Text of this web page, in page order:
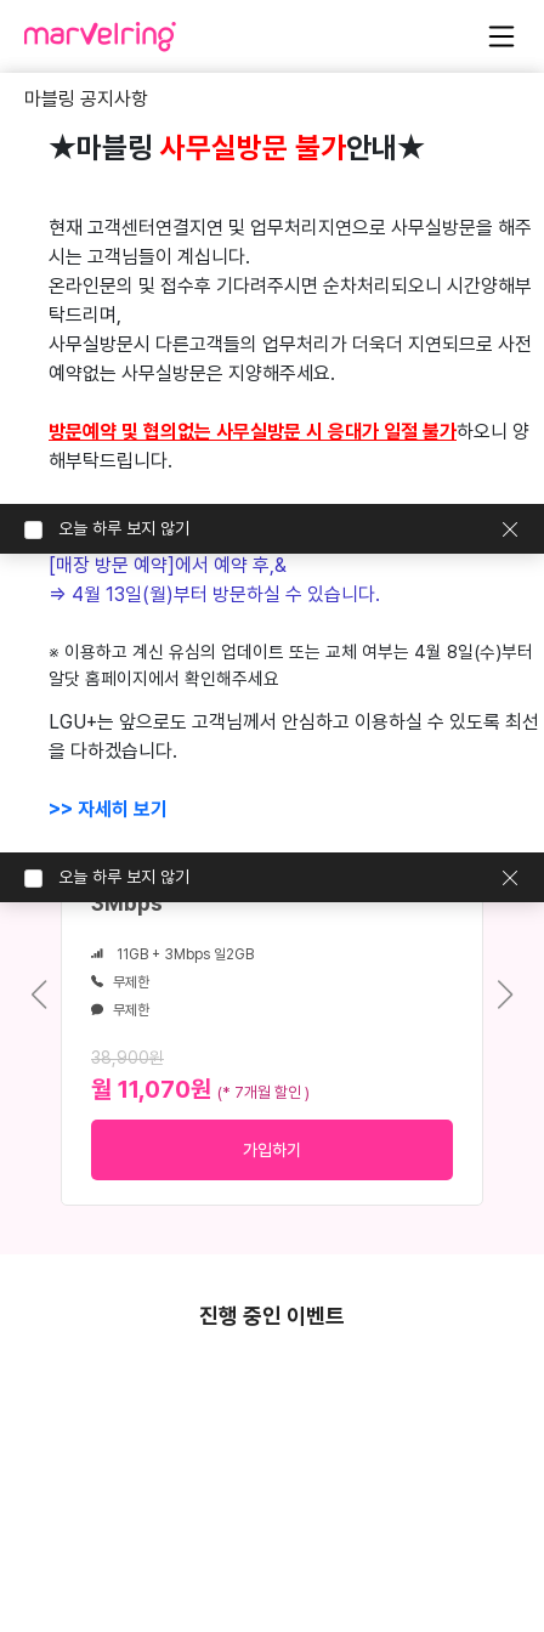
Previous Next
신청내역조회
가입신청내역조회
온라인 고객상담 자주 묻는 질문
모두가 만족하며 사용하는
마블링알뜰폰의
마블링 프라임 11GB + 매일 2GB +
3Mbps
11GB + 3Mbps 일2GB
무제한
무제한
38,900원
월 11,070원 (* 7개월 할인 )
가입하기
진행 중인 이벤트
<유심(USIM)업데이트 및 교체 안내>
고객님, 항상 LG U+를 이용해 주셔서 감사합니다.
보다 안전한 통신서비스 이용을 위한 유심 업데이트 및 무료 교체
안내 드립니다.
보안 수준을 한단계 강화하기 위한 조치로, 전 고객을 대상으로 진
행되니 참여 부탁드립니다.
•4월 13일(월)부터 매장 방문 필요없이
=> 알닷 홈페이지 내 [유심 업데이트]에서 간편하게 업데이트 가
능합니다.
•매장 방문을 희망하시는 고객은 4월 8일(수)부터 알닷 홈페이지
[매장 방문 예약]에서 예약 후,&
=> 4월 13일(월)부터 방문하실 수 있습니다.
※ 이용하고 계신 유심의 업데이트 또는 교체 여부는 4월 8일(수)부터
알닷 홈페이지에서 확인해주세요
LGU+는 앞으로도 고객님께서 안심하고 이용하실 수 있도록 최선
을 다하겠습니다.
>> 자세히 보기
오늘 하루 보지 않기
마블링 공지사항
★마블링 사무실방문 불가안내★
현재 고객센터연결지연 및 업무처리지연으로 사무실방문을 해주
시는 고객님들이 계십니다.
온라인문의 및 접수후 기다려주시면 순차처리되오니 시간양해부
탁드리며,
사무실방문시 다른고객들의 업무처리가 더욱더 지연되므로 사전
예약없는 사무실방문은 지양해주세요.
방문예약 및 협의없는 사무실방문 시 응대가 일절 불가하오니 양
해부탁드립니다.
오늘 하루 보지 않기